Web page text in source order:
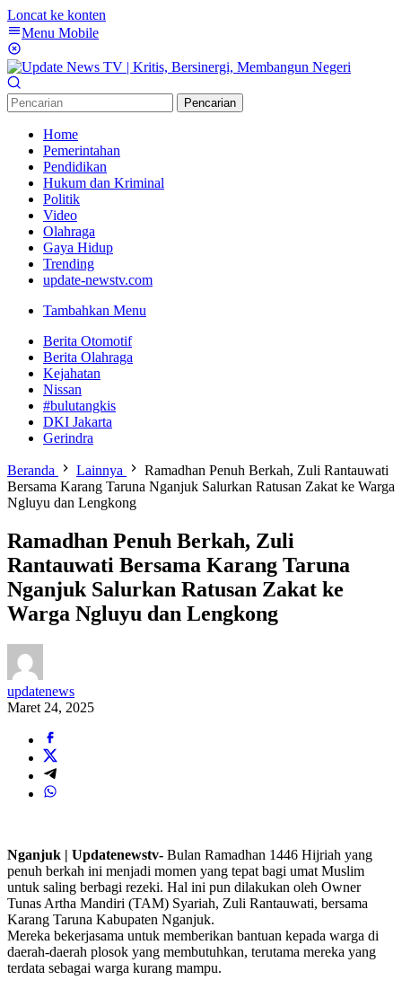
Loncat ke konten
Menu Mobile
Pencarian
Home
Pemerintahan
Pendidikan
Hukum dan Kriminal
Politik
Video
Olahraga
Gaya Hidup
Trending
update-newstv.com
Tambahkan Menu
Berita Otomotif
Berita Olahraga
Kejahatan
Nissan
#bulutangkis
DKI Jakarta
Gerindra
Beranda Lainnya
Ramadhan Penuh Berkah, Zuli Rantauwati
Bersama Karang Taruna Nganjuk Salurkan Ratusan Zakat ke Warga
Ngluyu dan Lengkong
Ramadhan Penuh Berkah, Zuli
Rantauwati Bersama Karang Taruna
Nganjuk Salurkan Ratusan Zakat ke
Warga Ngluyu dan Lengkong
updatenews
Maret 24, 2025
Nganjuk | Updatenewstv- Bulan Ramadhan 1446 Hijriah yang
penuh berkah ini menjadi momen yang tepat bagi umat Muslim
untuk saling berbagi rezeki. Hal ini pun dilakukan oleh Owner
Tunas Artha Mandiri (TAM) Syariah, Zuli Rantauwati, bersama
Karang Taruna Kabupaten Nganjuk.
Mereka bekerjasama untuk memberikan bantuan kepada warga di
daerah-daerah plosok yang membutuhkan, terutama mereka yang
terdata sebagai warga kurang mampu.